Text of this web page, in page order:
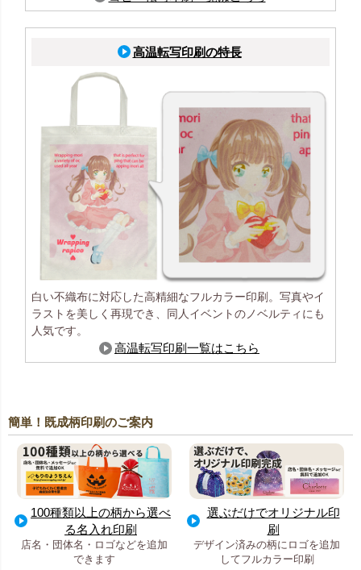
高温転写印刷の特長
白い不織布に対応した高精細なフルカラー印刷。写真やイ
ラストを美しく再現でき、同人イベントのノベルティにも
人気です。
高温転写印刷一覧はこちら
簡単！既成柄印刷のご案内
100種類以上の柄から選べ
る名入れ印刷
店名・団体名・ロゴなどを追加
できます
選ぶだけでオリジナル印
刷
デザイン済みの柄にロゴを追加
してフルカラー印刷